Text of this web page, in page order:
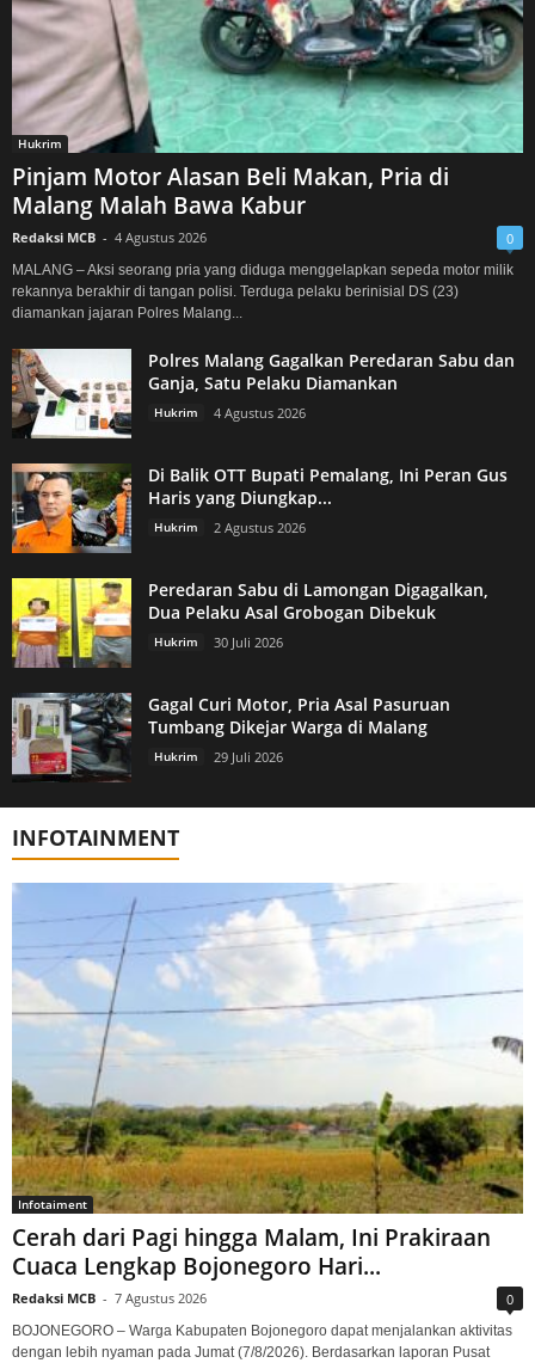
Hukrim
Pinjam Motor Alasan Beli Makan, Pria di
Malang Malah Bawa Kabur
Redaksi MCB - 4 Agustus 2026 0
MALANG – Aksi seorang pria yang diduga menggelapkan sepeda motor milik
rekannya berakhir di tangan polisi. Terduga pelaku berinisial DS (23)
diamankan jajaran Polres Malang...
Polres Malang Gagalkan Peredaran Sabu dan
Ganja, Satu Pelaku Diamankan
Hukrim 4 Agustus 2026
Di Balik OTT Bupati Pemalang, Ini Peran Gus
Haris yang Diungkap...
Hukrim 2 Agustus 2026
Peredaran Sabu di Lamongan Digagalkan,
Dua Pelaku Asal Grobogan Dibekuk
Hukrim 30 Juli 2026
Gagal Curi Motor, Pria Asal Pasuruan
Tumbang Dikejar Warga di Malang
Hukrim 29 Juli 2026
INFOTAINMENT
Infotaiment
Cerah dari Pagi hingga Malam, Ini Prakiraan
Cuaca Lengkap Bojonegoro Hari...
Redaksi MCB - 7 Agustus 2026 0
BOJONEGORO – Warga Kabupaten Bojonegoro dapat menjalankan aktivitas
dengan lebih nyaman pada Jumat (7/8/2026). Berdasarkan laporan Pusat